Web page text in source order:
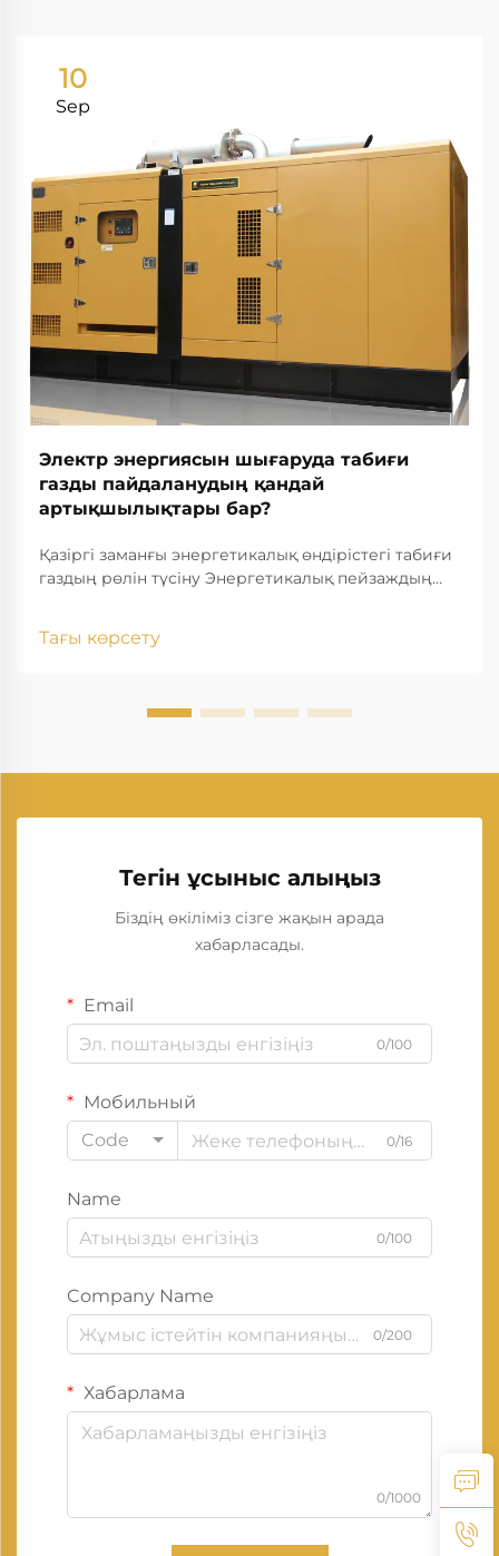
10
Sep
Электр энергиясын шығаруда табиғи
газды пайдаланудың қандай
артықшылықтары бар?
Қазіргі заманғы энергетикалық өндірістегі табиғи
газдың рөлін түсіну Энергетикалық пейзаждың
энергиясын өндірудің негізгі тірегіне айналып
Тағы көрсету
Тегін ұсыныс алыңыз
Біздің өкіліміз сізге жақын арада
хабарласады.
Email
0/100
Мобильный
Code
0/16
Name
0/100
Company Name
0/200
Хабарлама
0/1000